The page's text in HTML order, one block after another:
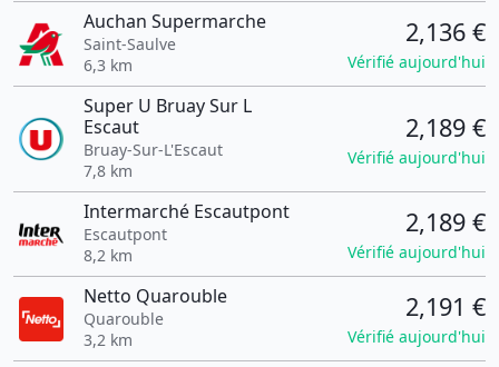
Auchan Supermarche
Saint-Saulve
6,3 km
2,136 €
Vérifié aujourd'hui
Super U Bruay Sur L
Escaut
Bruay-Sur-L'Escaut
7,8 km
2,189 €
Vérifié aujourd'hui
Intermarché Escautpont
Escautpont
8,2 km
2,189 €
Vérifié aujourd'hui
Netto Quarouble
Quarouble
3,2 km
2,191 €
Vérifié aujourd'hui